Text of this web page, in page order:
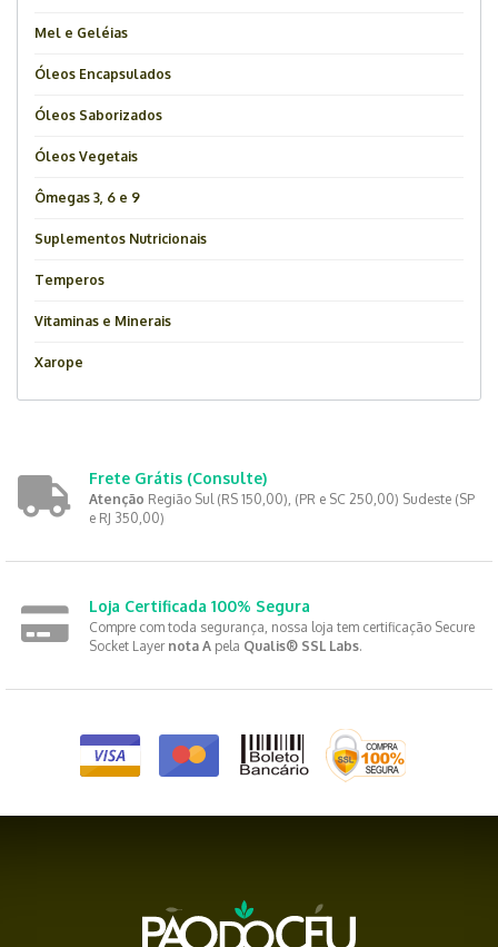
Mel e Geléias
Óleos Encapsulados
Óleos Saborizados
Óleos Vegetais
Ômegas 3, 6 e 9
Suplementos Nutricionais
Temperos
Vitaminas e Minerais
Xarope
Frete Grátis (Consulte)
Atenção Região Sul (RS 150,00), (PR e SC 250,00) Sudeste (SP
e RJ 350,00)
Loja Certificada 100% Segura
Compre com toda segurança, nossa loja tem certificação Secure
Socket Layer nota A pela Qualis® SSL Labs.